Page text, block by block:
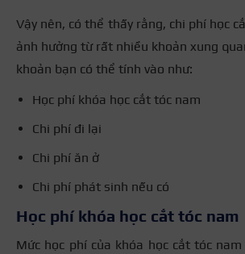
Vậy nên, có thể thấy rằng, chi phí học
ảnh hưởng từ rất nhiều khoản xung
khoản bạn có thể tính vào như:
Học phí khóa học cắt tóc nam
Chi phí đi lại
Chi phí ăn ở
Chi phí phát sinh nếu có
Học phí khóa học cắt tóc nam
Mức học phí của khóa học cắt tóc